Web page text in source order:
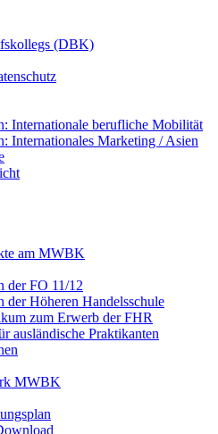
(DBK)
Internationale berufliche Mobilität
Internationales Marketing / Asien
am MWBK
der FO 11/12
der Höheren Handelsschule
zum Erwerb der FHR
ausländische Praktikanten
MWBK